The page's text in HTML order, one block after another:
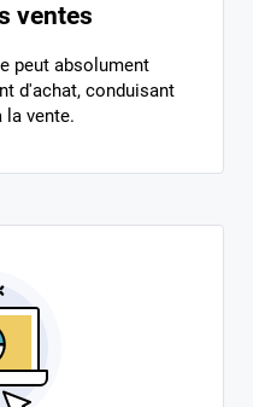
ventes
peut absolument
d'achat, conduisant
la vente.